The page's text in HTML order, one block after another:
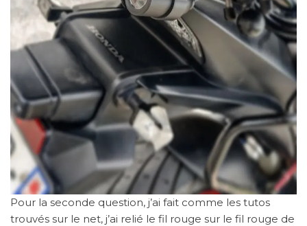
Pour la seconde question, j’ai fait comme les tutos
trouvés sur le net, j’ai relié le fil rouge sur le fil rouge de